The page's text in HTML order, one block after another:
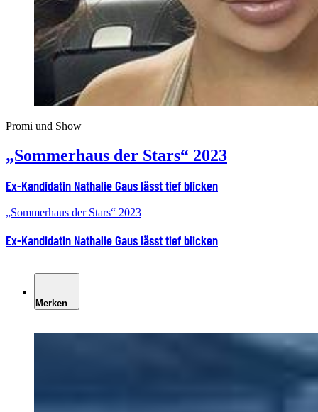
Promi und Show
„Sommerhaus der Stars“ 2023
Ex-Kandidatin Nathalie Gaus lässt tief blicken
„Sommerhaus der Stars“ 2023
Ex-Kandidatin Nathalie Gaus lässt tief blicken
Merken